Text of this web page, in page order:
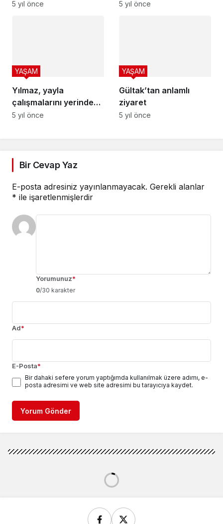
5 yıl önce
temelini attı
5 yıl önce
Yılmaz, yayla
çalışmalarını yerinde
inceledi
YAŞAM
5 yıl önce
Gültak’tan anlamlı
ziyaret
YAŞAM
5 yıl önce
Bir Cevap Yaz
E-posta adresiniz yayınlanmayacak. Gerekli alanlar
* ile işaretlenmişlerdir
Yorumunuz*
0/30 karakter
Ad*
E-Posta*
Bir dahaki sefere yorum yaptığımda kullanılmak üzere adımı, e-
posta adresimi ve web site adresimi bu tarayıcıya kaydet.
Yorum Gönder